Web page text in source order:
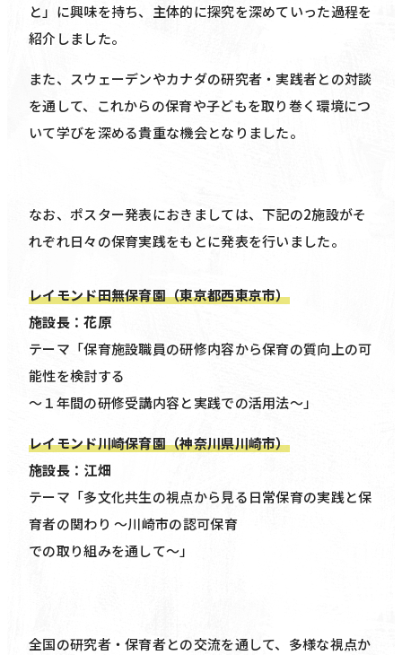
と」に興味を持ち、主体的に探究を深めていった過程を
紹介しました。
また、スウェーデンやカナダの研究者・実践者との対談
を通して、これからの保育や子どもを取り巻く環境につ
いて学びを深める貴重な機会となりました。
なお、ポスター発表におきましては、下記の2施設がそ
れぞれ日々の保育実践をもとに発表を行いました。
レイモンド田無保育園（東京都西東京市）
施設長：花原
テーマ「保育施設職員の研修内容から保育の質向上の可
能性を検討する
〜１年間の研修受講内容と実践での活用法〜」
レイモンド川崎保育園（神奈川県川崎市）
施設長：江畑
テーマ「多文化共生の視点から見る日常保育の実践と保
育者の関わり 〜川崎市の認可保育
での取り組みを通して〜」
全国の研究者・保育者との交流を通して、多様な視点か